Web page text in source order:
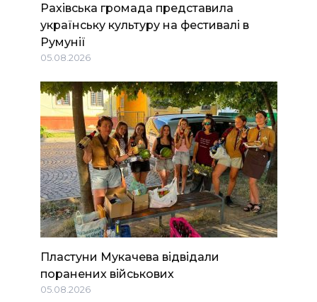
Рахівська громада представила
українську культуру на фестивалі в
Румунії
05.08.2026
Пластуни Мукачева відвідали
поранених військових
05.08.2026